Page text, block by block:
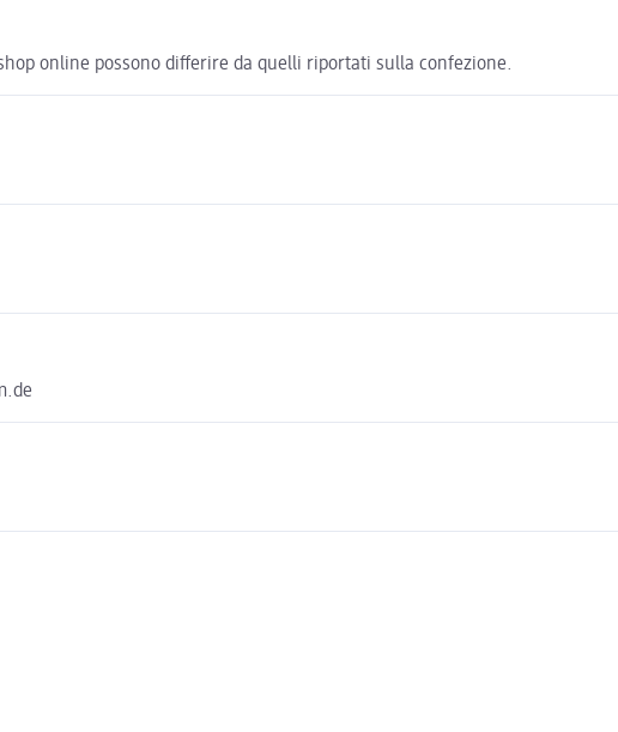
shop online possono differire da quelli riportati sulla confezione.